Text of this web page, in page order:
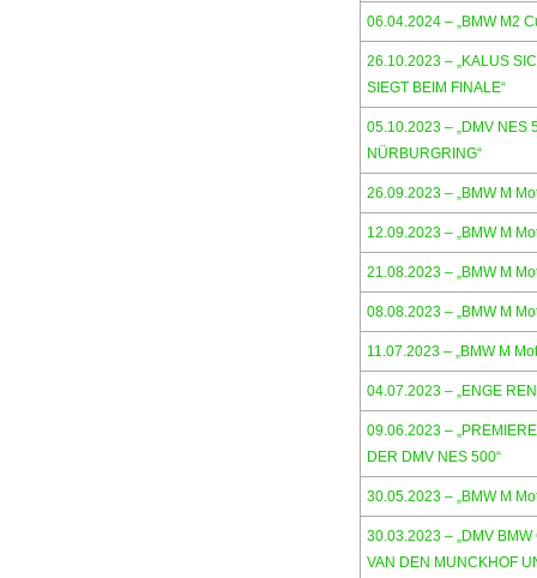
06.04.2024 – „BMW M2
26.10.2023 – „KALUS
SIEGT BEIM FINALE“
05.10.2023 – „DMV NES
NÜRBURGRING“
26.09.2023 – „BMW M
12.09.2023 – „BMW M
21.08.2023 – „BMW M
08.08.2023 – „BMW M
11.07.2023 – „BMW M
04.07.2023 – „ENGE
09.06.2023 –
DER DMV NES 500“
30.05.2023 – „BMW M
30.03.2023 – „DMV
VAN DEN MUNCKHOF